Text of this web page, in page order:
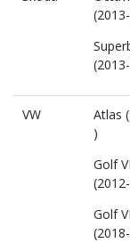
VW
Atlas
)
Golf
Golf